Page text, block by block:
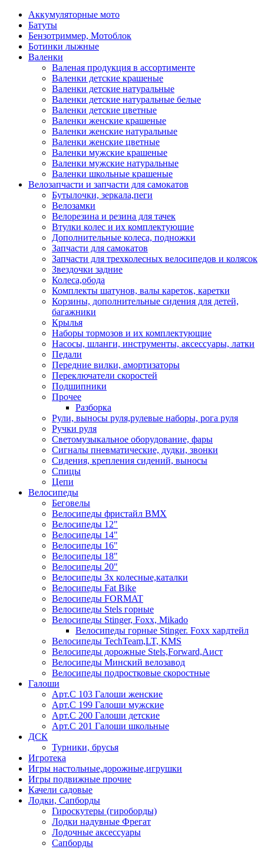
Аккумуляторные мото
Батуты
Бензотриммер, Мотоблок
Ботинки лыжные
Валенки
Валеная продукция в ассортименте
Валенки детские крашеные
Валенки детские натуральные
Валенки детские натуральные белые
Валенки детские цветные
Валенки женские крашеные
Валенки женские натуральные
Валенки женские цветные
Валенки мужские крашеные
Валенки мужские натуральные
Валенки школьные крашеные
Велозапчасти и запчасти для самокатов
Бутылочки, зеркала,пеги
Велозамки
Велорезина и резина для тачек
Втулки колес и их комплектующие
Дополнительные колеса, подножки
Запчасти для самокатов
Запчасти для трехколесных велосипедов и колясок
Звездочки задние
Колеса,обода
Комплекты шатунов, валы кареток, каретки
Корзины, дополнительные сидения для детей,
багажники
Крылья
Наборы тормозов и их комплектующие
Насосы, шланги, инструменты, аксессуары, латки
Педали
Передние вилки, амортизаторы
Переключатели скоростей
Подшипники
Прочее
Разборка
Рули, выносы руля,рулевые наборы, рога руля
Ручки руля
Светомузыкальное оборудование, фары
Сигналы пневматические, дудки, звонки
Сидения, крепления сидений, выносы
Спицы
Цепи
Велосипеды
Беговелы
Велосипеды фристайл ВМХ
Велосипеды 12"
Велосипеды 14"
Велосипеды 16"
Велосипеды 18"
Велосипеды 20"
Велосипеды 3х колесные,каталки
Велосипеды Fat Bike
Велосипеды FORMAT
Велосипеды Stels горные
Велосипеды Stinger, Foxx, Mikado
Велосипеды горные Stinger. Foxx хардтейл
Велосипеды TechTeam,LT, KMS
Велосипеды дорожные Stels,Forward,Аист
Велосипеды Минский велозавод
Велосипеды подростковые скоростные
Галоши
Арт.С 103 Галоши женские
Арт.С 199 Галоши мужские
Арт.С 200 Галоши детские
Арт.С 201 Галоши школьные
ДСК
Турники, брусья
Игротека
Игры настольные,дорожные,игрушки
Игры подвижные прочие
Качели садовые
Лодки, Сапборды
Гироскутеры (гироборды)
Лодки надувные Фрегат
Лодочные аксессуары
Сапборды